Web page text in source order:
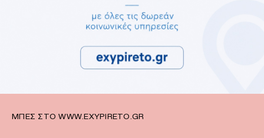
ΜΠΕΣ ΣΤΟ WWW.EXYPIRETO.GR